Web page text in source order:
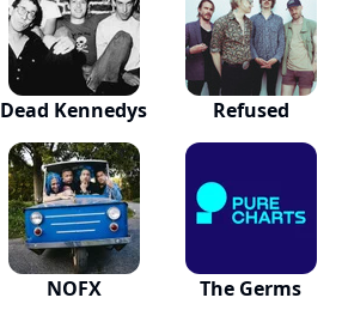
Dead Kennedys Refused
NOFX The Germs